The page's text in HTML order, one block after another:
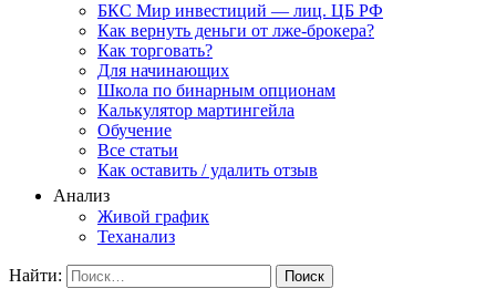
БКС Мир инвестиций — лиц. ЦБ РФ
Как вернуть деньги от лже-брокера?
Как торговать?
Для начинающих
Школа по бинарным опционам
Калькулятор мартингейла
Обучение
Все статьи
Как оставить / удалить отзыв
Анализ
Живой график
Теханализ
Найти: